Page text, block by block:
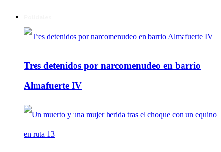
Tres detenidos por narcomenudeo en barrio
Almafuerte IV